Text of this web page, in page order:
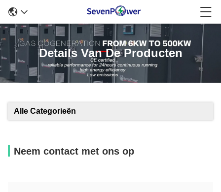
Details Van De Producten
Alle Categorieën
Neem contact met ons op